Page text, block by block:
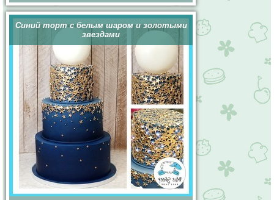
Синий торт с белым шаром и золотыми
звездами